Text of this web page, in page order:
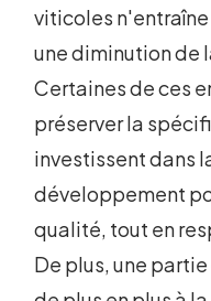
viticoles
une diminution de
Certaines de ces
préserver la
investissent dans
développement
qualité, tout en
De plus, une